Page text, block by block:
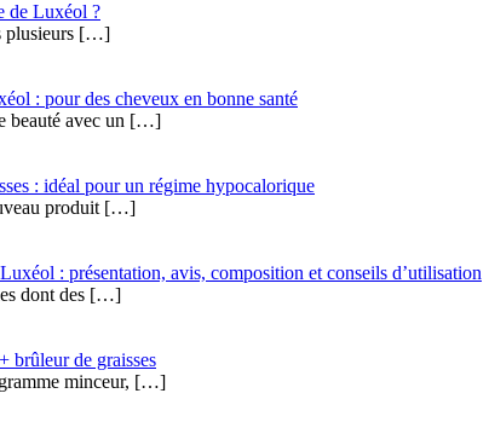
de Luxéol ?
plusieurs […]
: pour des cheveux en bonne santé
beauté avec un […]
: idéal pour un régime hypocalorique
produit […]
: présentation, avis, composition et conseils d’utilisation
dont des […]
brûleur de graisses
minceur, […]